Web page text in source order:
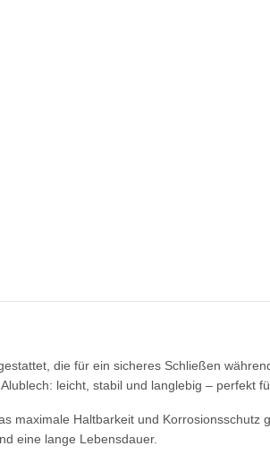
die für ein sicheres Schließen
leicht, stabil und langlebig – perfekt
maximale Haltbarkeit und Korrosionsschutz
eine lange Lebensdauer.